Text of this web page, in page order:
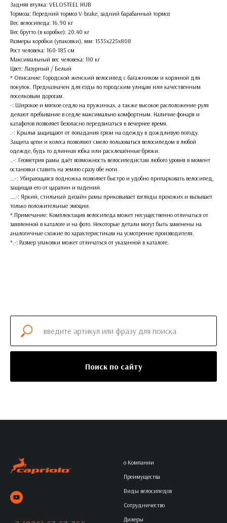
Задняя втулка: VELOSTEEL HUB
Тормоза: Передний тормоз V-brake, задний барабанный тормоз
Вес велосипеда: 16.90 кг
Вес брутто (в коробке): 20.40 кг
Размеры коробки (упаковки), мм: 1535x225x808
Рост человека: 160-185 см
Максимальный вес человека: 110 кг
Цвет: Лазурный / Белый
* Описание: Городской женский велосипед с багажником и корзиной для
покупок. Предназначен для езды по городским улицам или качественным
поселковым дорогам.
-: Широкое и мягкое седло на пружинках, а также высокое расположение руля
делают пребывание в седле максимально комфортным. Наличие фонаря и
катафотов позволяет безопасно передвигаться в вечернее время.
.-: Крылья защищают от попадания грязи на одежду в дождливую погоду.
Защита цепи и колеса позволяют смело пользоваться велосипедом в любой
одежде, будь то длинная юбка или расклешённые брюки.
..-: Геометрия рамы даёт возможность велосипедистам любого уровня в момент
остановки ставить на землю сразу обе ноги.
...-: Убирающаяся подножка позволяет быстро и удобно припарковать велосипед,
защищая его от царапин и падений.
….-: Яркий, стильный дизайн рамы приковывает взгляды прохожих и вызывает
только положительные эмоции.
*.Примечание: Комплектация велосипеда может несущественно отличаться от
заявленной в каталоге и на фото. Некоторые детали могут быть заменены на
аналогичные схожие по характеристикам на усмотрение производителя.
*.-: Размер упаковки может отличаться от указанной в каталоге.
Поиск по сайту
о Компании
Преимущества
Виды велосипедов
Сотрудничество
Дилеры